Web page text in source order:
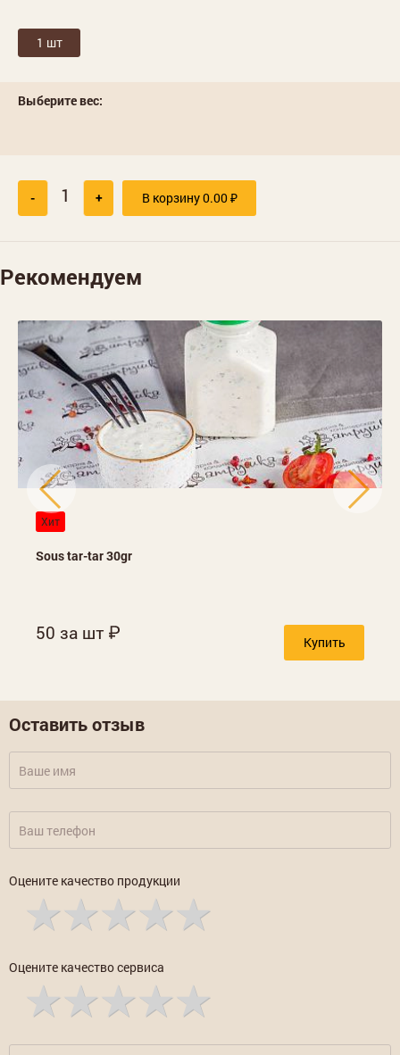
1 шт
Выберите вес:
- + В корзину0.00₽
Рекомендуем
Хит
Sous tar-tar 30gr
50 за шт Купить
Оставить отзыв
Оцените качество продукции
Оцените качество сервиса